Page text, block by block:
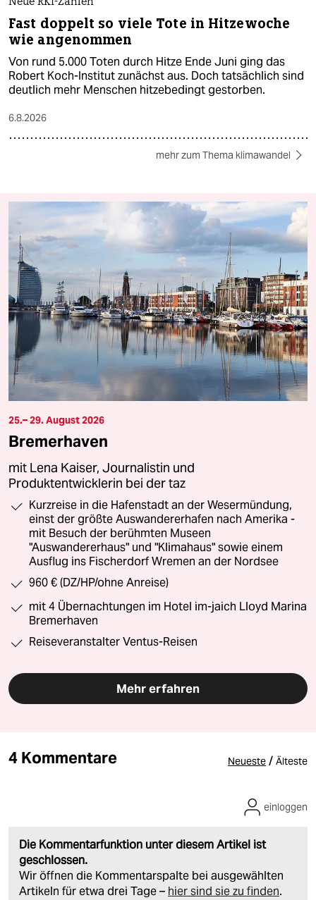
Neue RKI-Zahlen
Fast doppelt so viele Tote in Hitzewoche
wie angenommen
Von rund 5.000 Toten durch Hitze Ende Juni ging das
Robert Koch-Institut zunächst aus. Doch tatsächlich sind
deutlich mehr Menschen hitzebedingt gestorben.
6.8.2026
mehr zum Thema klimawandel
25.– 29. August 2026
Bremerhaven
mit Lena Kaiser, Journalistin und
Produktentwicklerin bei der taz
Kurzreise in die Hafenstadt an der Wesermündung,
einst der größte Auswandererhafen nach Amerika -
mit Besuch der berühmten Museen
"Auswandererhaus" und "Klimahaus" sowie einem
Ausflug ins Fischerdorf Wremen an der Nordsee
960 € (DZ/HP/ohne Anreise)
mit 4 Übernachtungen im Hotel im-jaich Lloyd Marina
Bremerhaven
Reiseveranstalter Ventus-Reisen
Mehr erfahren
4 Kommentare Neueste / Älteste
Die Kommentarfunktion unter diesem Artikel ist
geschlossen.
Wir öffnen die Kommentarspalte bei ausgewählten
Artikeln für etwa drei Tage – hier sind sie zu finden.
einloggen